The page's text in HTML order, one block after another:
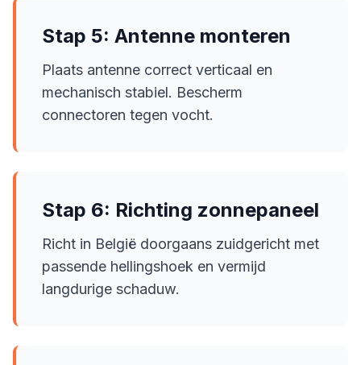
Stap 5: Antenne monteren
Plaats antenne correct verticaal en
mechanisch stabiel. Bescherm
connectoren tegen vocht.
Stap 6: Richting zonnepaneel
Richt in België doorgaans zuidgericht met
passende hellingshoek en vermijd
langdurige schaduw.